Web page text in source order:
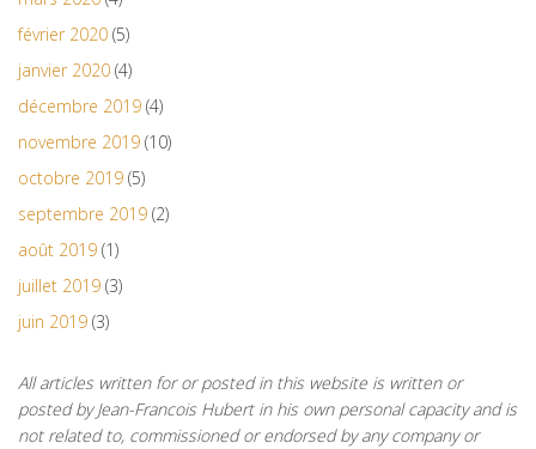
février 2020 (5)
janvier 2020 (4)
décembre 2019 (4)
novembre 2019 (10)
octobre 2019 (5)
septembre 2019 (2)
août 2019 (1)
juillet 2019 (3)
juin 2019 (3)
All articles written for or posted in this website is written or
posted by Jean-Francois Hubert in his own personal capacity and is
not related to, commissioned or endorsed by any company or